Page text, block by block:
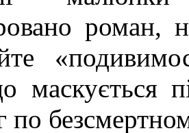
роман,
маскується
по